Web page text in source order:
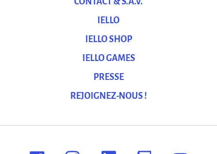
IELLO
IELLO SHOP
IELLO GAMES
PRESSE
REJOIGNEZ-NOUS !